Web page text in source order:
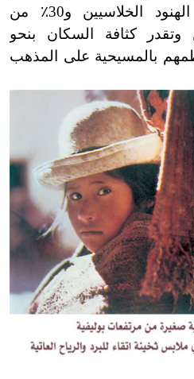
الخلاسيين و30 ٪ من
وتقدر كثافة السكان بنحو
بالمسيحية على المذهب